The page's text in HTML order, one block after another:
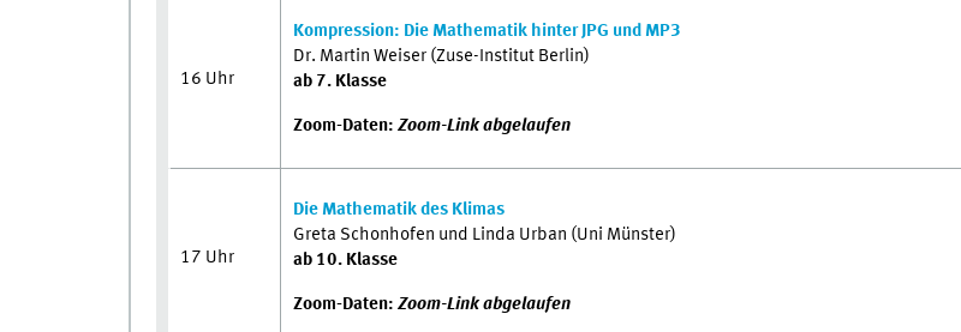
16 Uhr
Kompression: Die Mathematik hinter JPG und MP3
Dr. Martin Weiser (Zuse-Institut Berlin)
ab 7. Klasse
Zoom-Daten: Zoom-Link abgelaufen
17 Uhr
Die Mathematik des Klimas
Greta Schonhofen und Linda Urban (Uni Münster)
ab 10. Klasse
Zoom-Daten: Zoom-Link abgelaufen